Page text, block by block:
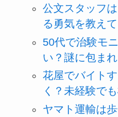
公文スタッフ
る勇気を教え
50代で治験モ
い？謎に包ま
花屋でバイト
く？未経験で
ヤマト運輸は